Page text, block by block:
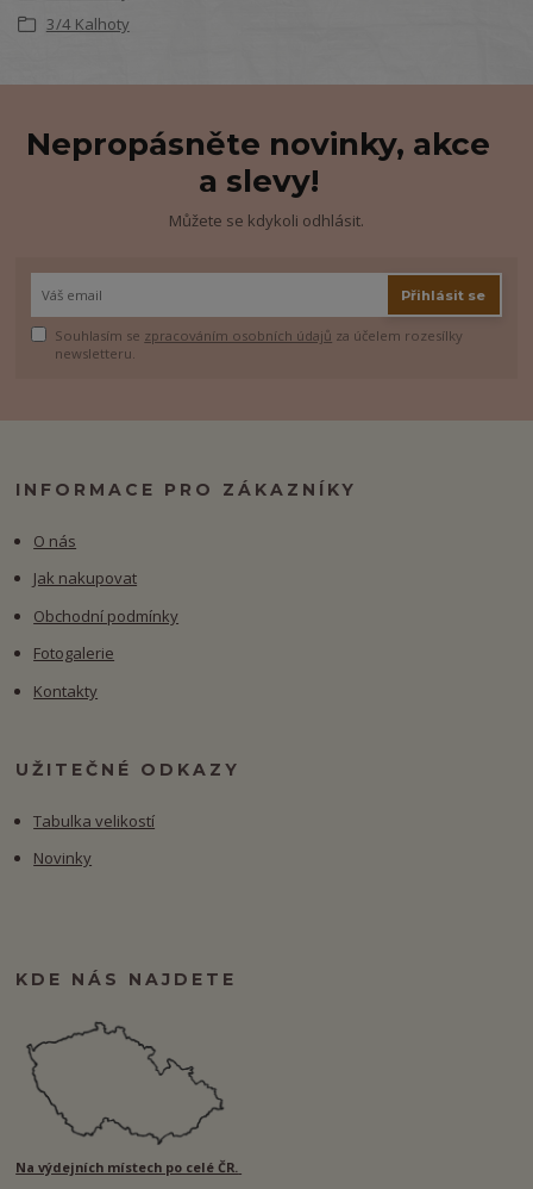
3/4 Kalhoty
Nepropásněte novinky, akce
a slevy!
Můžete se kdykoli odhlásit.
Přihlásit se
Souhlasím se zpracováním osobních údajů za účelem rozesílky
newsletteru.
INFORMACE PRO ZÁKAZNÍKY
O nás
Jak nakupovat
Obchodní podmínky
Fotogalerie
Kontakty
UŽITEČNÉ ODKAZY
Tabulka velikostí
Novinky
KDE NÁS NAJDETE
Na výdejních místech po celé ČR.